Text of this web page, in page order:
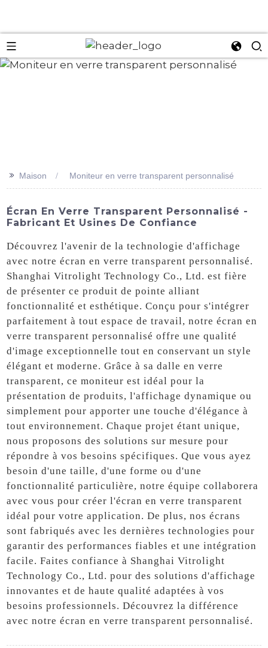
>> Maison Moniteur en verre transparent personnalisé
Écran En Verre Transparent Personnalisé -
Fabricant Et Usines De Confiance
Découvrez l'avenir de la technologie d'affichage
avec notre écran en verre transparent personnalisé.
Shanghai Vitrolight Technology Co., Ltd. est fière
de présenter ce produit de pointe alliant
fonctionnalité et esthétique. Conçu pour s'intégrer
parfaitement à tout espace de travail, notre écran en
verre transparent personnalisé offre une qualité
d'image exceptionnelle tout en conservant un style
élégant et moderne. Grâce à sa dalle en verre
transparent, ce moniteur est idéal pour la
présentation de produits, l'affichage dynamique ou
simplement pour apporter une touche d'élégance à
tout environnement. Chaque projet étant unique,
nous proposons des solutions sur mesure pour
répondre à vos besoins spécifiques. Que vous ayez
besoin d'une taille, d'une forme ou d'une
fonctionnalité particulière, notre équipe collaborera
avec vous pour créer l'écran en verre transparent
idéal pour votre application. De plus, nos écrans
sont fabriqués avec les dernières technologies pour
garantir des performances fiables et une intégration
facile. Faites confiance à Shanghai Vitrolight
Technology Co., Ltd. pour des solutions d'affichage
innovantes et de haute qualité adaptées à vos
besoins professionnels. Découvrez la différence
avec notre écran en verre transparent personnalisé.